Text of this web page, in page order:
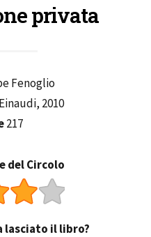
privata
Fenoglio
2010
217
del Circolo
lasciato il libro?